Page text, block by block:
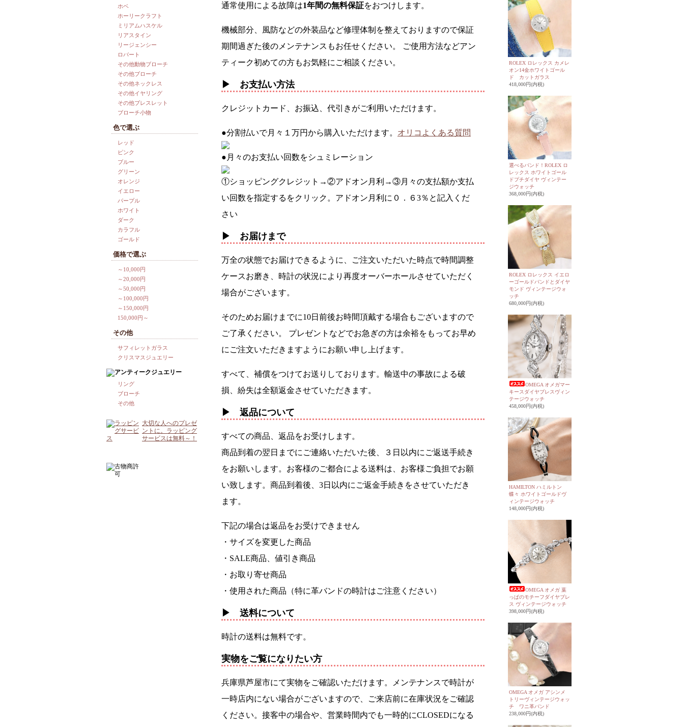
通常使用による故障は1年間の無料保証をおつけします。
機械部分、風防などの外装品など修理体制を整えておりますので保証
期間過ぎた後のメンテナンスもお任せください。 ご使用方法などアン
ティーク初めての方もお気軽にご相談ください。
▶ お支払い方法
クレジットカード、お振込、代引きがご利用いただけます。
●分割払いで月々１万円から購入いただけます。 オリコよくある質問
●月々のお支払い回数をシュミレーション
①ショッピングクレジット→②アドオン月利→③月々の支払額か支払
い回数を指定するをクリック。アドオン月利に０．６3％と記入くだ
さい
▶ お届けまで
万全の状態でお届けできるように、ご注文いただいた時点で時間調整
ケースお磨き、時計の状況により再度オーバーホールさせていただく
場合がございます。
そのためお届けまでに10日前後お時間頂戴する場合もございますので
ご了承ください。 プレゼントなどでお急ぎの方は余裕をもってお早め
にご注文いただきますようにお願い申し上げます。
すべて、補償をつけてお送りしております。輸送中の事故による破
損、紛失は全額返金させていただきます。
▶ 返品について
すべての商品、返品をお受けします。
商品到着の翌日までにご連絡いただいた後、３日以内にご返送手続き
をお願いします。お客様のご都合による送料は、お客様ご負担でお願
い致します。商品到着後、3日以内にご返金手続きをさせていただき
ます。
下記の場合は返品をお受けできません
・サイズを変更した商品
・SALE商品、値引き商品
・お取り寄せ商品
・使用された商品（特に革バンドの時計はご注意ください）
▶ 送料について
時計の送料は無料です。
実物をご覧になりたい方
兵庫県芦屋市にて実物をご確認いただけます。メンテナンスで時計が
一時店内にない場合がございますので、ご来店前に在庫状況をご確認
ください。接客中の場合や、営業時間内でも一時的にCLOSEDになる
ホベ
ホーリークラフト
ミリアムハスケル
リアスタイン
リージェンシー
ロバート
その他動物ブローチ
その他ブローチ
その他ネックレス
その他イヤリング
その他ブレスレット
ブローチ小物
色で選ぶ
レッド
ピンク
ブルー
グリーン
オレンジ
イエロー
パープル
ホワイト
ダーク
カラフル
ゴールド
価格で選ぶ
～10,000円
～20,000円
～50,000円
～100,000円
～150,000円
150,000円～
その他
サフィレットガラス
クリスマスジュエリー
リング
ブローチ
その他
大切な人へのプレゼ
ントに。ラッピング
サービスは無料～！
ROLEX ロレックス カメレ
オン14金ホワイトゴール
ド カットガラス
418,000円(内税)
選べるバンド！ROLEX ロ
レックス ホワイトゴール
ドプチダイヤ ヴィンテー
ジウォッチ
368,000円(内税)
ROLEX ロレックス イエロ
ーゴールドバンドとダイヤ
モンド ヴィンテージウォ
ッチ
680,000円(内税)
OMEGA オメガマー
キースダイヤブレスヴィン
テージウォッチ
458,000円(内税)
HAMILTON ハミルトン
蝶々 ホワイトゴールドヴ
ィンテージウォッチ
148,000円(内税)
OMEGA オメガ 葉
っぱのモチーフダイヤブレ
ス ヴィンテージウォッチ
398,000円(内税)
OMEGA オメガ アシンメ
トリーヴィンテージウォッ
チ ワニ革バンド
238,000円(内税)